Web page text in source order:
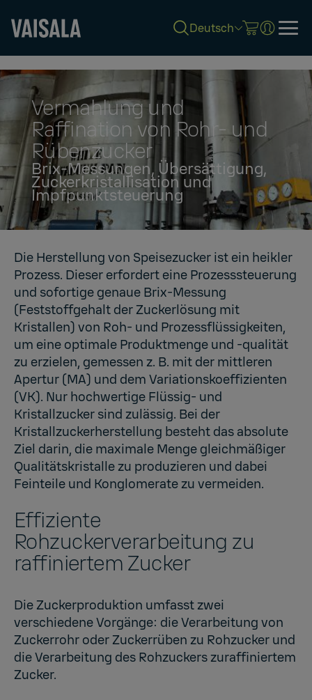
to
content
Deutsch
Vermahlung und
Raffination von Rohr- und
Rübenzucker
Brix-Messungen, Übersättigung,
Zuckerkristallisation und
Impfpunktsteuerung
Die Herstellung von Speisezucker ist ein heikler
Prozess. Dieser erfordert eine Prozesssteuerung
und sofortige genaue Brix-Messung
(Feststoffgehalt der Zuckerlösung mit
Kristallen) von Roh- und Prozessflüssigkeiten,
um eine optimale Produktmenge und -qualität
zu erzielen, gemessen z. B. mit der mittleren
Apertur (MA) und dem Variationskoeffizienten
(VK). Nur hochwertige Flüssig- und
Kristallzucker sind zulässig. Bei der
Kristallzuckerherstellung besteht das absolute
Ziel darin, die maximale Menge gleichmäßiger
Qualitätskristalle zu produzieren und dabei
Feinteile und Konglomerate zu vermeiden.
Effiziente
Rohzuckerverarbeitung zu
raffiniertem Zucker
Die Zuckerproduktion umfasst zwei
verschiedene Vorgänge: die Verarbeitung von
Zuckerrohr oder Zuckerrüben zu Rohzucker und
die Verarbeitung des Rohzuckers zuraffiniertem
Zucker.